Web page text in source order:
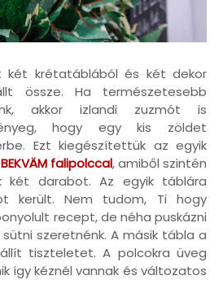
két krétatáblából és két dekor
össze. Ha természetesebb
akkor izlandi zuzmót is
hogy egy kis zöldet
Ezt kiegészítettük az egyik
BEKVÄM falipolccal, amiből szintén
két darabot. Az egyik táblára
került. Nem tudom, Ti hogy
recept, de néha puskázni
szeretnénk. A másik tábla a
tiszteletet. A polcokra üveg
így kéznél vannak és változatos